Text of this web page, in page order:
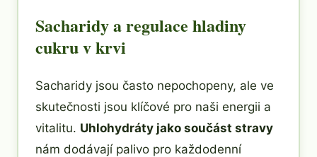
Sacharidy a regulace hladiny
cukru v krvi
Sacharidy jsou často nepochopeny, ale ve
skutečnosti jsou klíčové pro naši energii a
vitalitu. Uhlohydráty jako součást stravy
nám dodávají palivo pro každodenní